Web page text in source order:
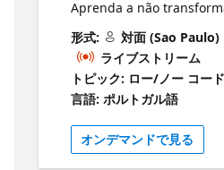
seus objetivos.
a Microsoft! Inscreva-se
gratuitamente!
https://aka.ms/
parte do Microsoft for
Microsoft, ganhe até
do Azure e use
Aprenda a não
News! Documentação do
se a nós! Participe de
gratuitos: https://aka.ms/
Acelere sua carreira e
com Microsoft Reactor!
com pessoas
empreendedores de IA,
fundadores que
形式:
対面 (Sao Paulo)
ライブストリーム
トピック: ロー/ノー コード
言語: ポルトガル語
オンデマンドで見る